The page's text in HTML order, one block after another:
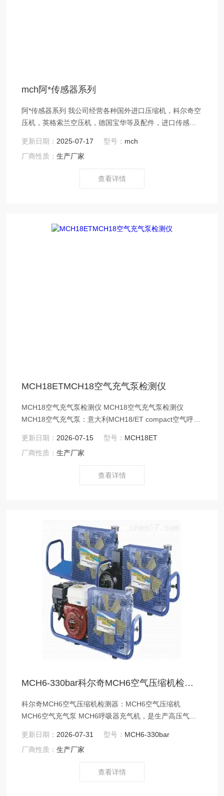
mch阿*传感器系列
阿*传感器系列 我公司经营各种国外进口压缩机，科尔奇空
压机，英格索兰空压机，德国宝华等及配件，进口传感
建设用工具，农用机械包括，小型无人喷药机，简易挖坑
机，起草皮机，割草机等，矿用支护类，救生器材，防灭
更新日期： 2025-07-17 型号： mch
厂商性质：生产厂家
查看详情
MCH18ETMCH18空气充气泵检测仪
MCH18空气充气泵检测仪 MCH18空气充气泵检测仪
MCH18空气充气泵：意大利MCH18/ET compact空气呼吸
降低运转噪音，自动控制,可大大减少人为的误操作,具有自
动排污,自动停机,一键启动,可快速设定所需的工作压力,具
护,反相缺相保护,过热保护功能.
更新日期： 2026-07-15 型号： MCH18ET
厂商性质：生产厂家
查看详情
MCH6-330bar科尔奇MCH6空气压缩机检测器
科尔奇MCH6空气压缩机检测器：MCH6空气压缩机
MCH6空气充气泵 MCH6呼吸器充气机，是生产高压气体
产设备的动力，所以属于动力设备。还有很多生活中也有
需要空压机的情况，比如轮胎打气，游乐场的升降等都需
目前售后体系较为成熟，这样为客户购买解决了后顾之
更新日期： 2026-07-31 型号： MCH6-330bar
厂商性质：生产厂家
查看详情